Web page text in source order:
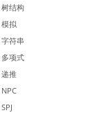
树结构
模拟
字符串
多项式
递推
NPC
SPJ